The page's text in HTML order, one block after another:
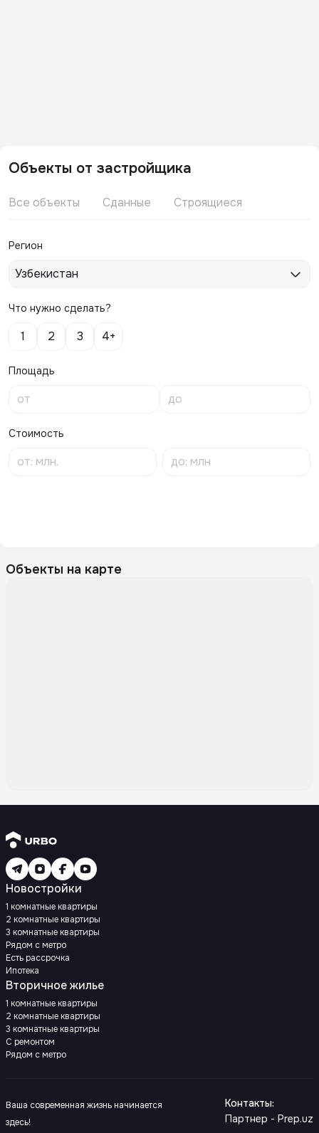
Объекты от застройщика
Все объекты Сданные Строящиеся
Регион
Узбекистан
Что нужно сделать?
1 2 3 4+
Площадь
Стоимость
Объекты на карте
Новостройки
1 комнатные квартиры
2 комнатные квартиры
3 комнатные квартиры
Рядом с метро
Есть рассрочка
Ипотека
Вторичное жилье
1 комнатные квартиры
2 комнатные квартиры
3 комнатные квартиры
С ремонтом
Рядом с метро
Ваша современная жизнь начинается
здесь!
Контакты:
Партнер - Prep.uz